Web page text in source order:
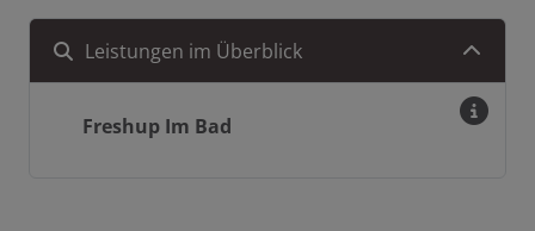
Leistungen im Überblick
Freshup Im Bad